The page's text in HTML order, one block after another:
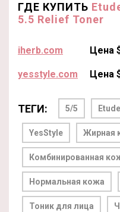
ГДЕ КУПИТЬ
5.5 Relief Toner
iherb.com Цена
yesstyle.com Цена
ТЕГИ: 5/5
YesStyle Жирная
Комбинированная
Нормальная кожа
Тоник для лица